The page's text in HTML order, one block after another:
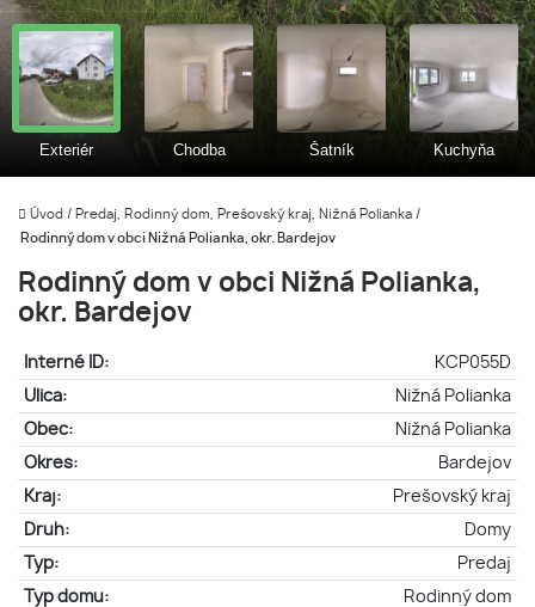
Úvod / Predaj, Rodinný dom, Prešovský kraj, Nižná Polianka /
Rodinný dom v obci Nižná Polianka, okr. Bardejov
Rodinný dom v obci Nižná Polianka,
okr. Bardejov
Interné ID:
KCP055D
Ulica:
Nižná Polianka
Obec:
Nižná Polianka
Okres:
Bardejov
Kraj:
Prešovský kraj
Druh:
Domy
Typ:
Predaj
Typ domu:
Rodinný dom